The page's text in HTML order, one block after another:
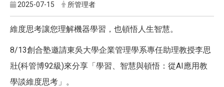
2025-07-15 所管理者
維度思考讓您理解機器學習，也頓悟人生智慧。
8/13創合塾邀請東吳大學企業管理學系專任助理教授李思
壯(科管博92級)來分享「學習、智慧與頓悟：從AI應用教
學談維度思考」。